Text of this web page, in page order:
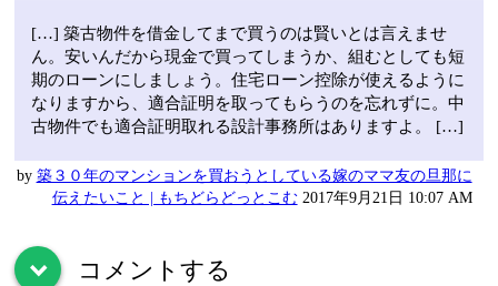
[…] 築古物件を借金してまで買うのは賢いとは言えませ
ん。安いんだから現金で買ってしまうか、組むとしても短
期のローンにしましょう。住宅ローン控除が使えるように
なりますから、適合証明を取ってもらうのを忘れずに。中
古物件でも適合証明取れる設計事務所はありますよ。 […]
by 築３０年のマンションを買おうとしている嫁のママ友の旦那に
伝えたいこと | もちどらどっとこむ2017年9月21日 10:07 AM
down コメントする